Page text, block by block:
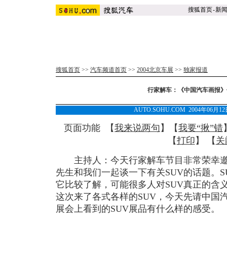
搜狐首页-新闻
搜狐首页 >> 汽车频道首页 >> 2004北京车展 >> 独家报道
行家解车：《中国汽车画报
AUTO.SOHU.COM 2004年06月
页面功能 【我来说两句 】【我要“揪”错
【打印 】 【 关
主持人：今天行家解车节目非常荣幸
先生和我们一起谈一下有关SUV的话题。
它比较了解，可能很多人对SUV真正的含
这次来了各式各样的SUV，今天先请中国
展会上看到的SUV展品有什么样的感受。